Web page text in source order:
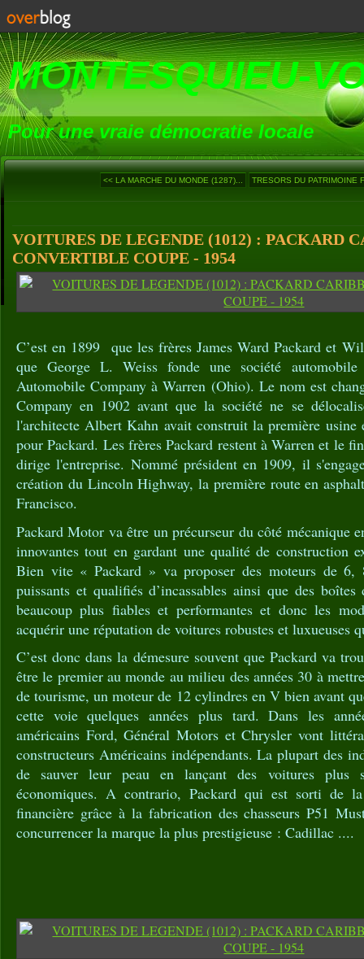
MONTESQUIEU-
Pour une vraie démocratie locale
<< LA MARCHE DU MONDE (1287)... TRESORS DU PATRIMOINE
VOITURES DE LEGENDE (1012) : PACKARD
CONVERTIBLE COUPE - 1954
C’est en 1899 que les frères James Ward Packard et
que George L. Weiss fonde une société
Automobile Company à Warren (Ohio). Le nom est
Company en 1902 avant que la société ne se
l'architecte Albert Kahn avait construit la première usine
pour Packard. Les frères Packard restent à Warren et le
dirige l'entreprise. Nommé président en 1909, il
création du Lincoln Highway, la première route en
Francisco.
Packard Motor va être un précurseur du côté mécanique
innovantes tout en gardant une qualité de construction
Bien vite « Packard » va proposer des moteurs de 6,
puissants et qualifiés d’incassables ainsi que des boîtes
beaucoup plus fiables et performantes et donc les
acquérir une réputation de voitures robustes et luxueuses
C’est donc dans la démesure souvent que Packard va
être le premier au monde au milieu des années 30 à
de tourisme, un moteur de 12 cylindres en V bien avant
cette voie quelques années plus tard. Dans les
américains Ford, Général Motors et Chrysler vont
constructeurs Américains indépendants. La plupart des
de sauver leur peau en lançant des voitures plus
économiques. A contrario, Packard qui est sorti de
financière grâce à la fabrication des chasseurs P51
concurrencer la marque la plus prestigieuse : Cadillac ....